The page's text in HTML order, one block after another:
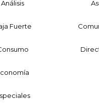
Análisis
Fuerte